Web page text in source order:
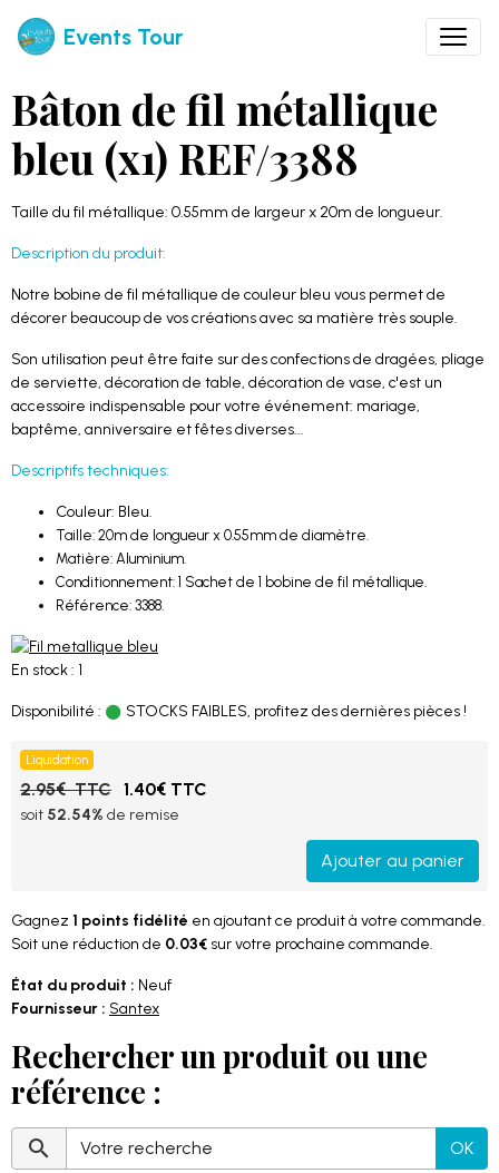
Events Tour
Bâton de fil métallique
bleu (x1) REF/3388
Taille du fil métallique: 0.55mm de largeur x 20m de longueur.
Description du produit:
Notre bobine de fil métallique de couleur bleu vous permet de
décorer beaucoup de vos créations avec sa matière très souple.
Son utilisation peut être faite sur des confections de dragées, pliage
de serviette, décoration de table, décoration de vase, c'est un
accessoire indispensable pour votre événement: mariage,
baptême, anniversaire et fêtes diverses...
Descriptifs techniques:
Couleur: Bleu.
Taille: 20m de longueur x 0.55mm de diamètre.
Matière: Aluminium.
Conditionnement: 1 Sachet de 1 bobine de fil métallique.
Référence: 3388.
En stock : 1
Disponibilité : STOCKS FAIBLES, profitez des dernières pièces !
Liquidation
2.95€ TTC 1.40€ TTC
soit 52.54% de remise
Ajouter au panier
Gagnez 1 points fidélité en ajoutant ce produit à votre commande.
Soit une réduction de 0.03€ sur votre prochaine commande.
État du produit : Neuf
Fournisseur : Santex
Rechercher un produit ou une
référence :
OK